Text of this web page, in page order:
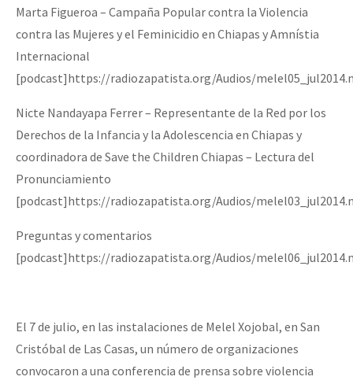
Marta Figueroa – Campaña Popular contra la Violencia
contra las Mujeres y el Feminicidio en Chiapas y Amnístia
Internacional
[podcast]https://radiozapatista.org/Audios/
Nicte Nandayapa Ferrer – Representante de la Red por los
Derechos de la Infancia y la Adolescencia en Chiapas y
coordinadora de Save the Children Chiapas – Lectura del
Pronunciamiento
[podcast]https://radiozapatista.org/Audios/
Preguntas y comentarios
[podcast]https://radiozapatista.org/Audios/
El 7 de julio, en las instalaciones de Melel Xojobal, en San
Cristóbal de Las Casas, un número de organizaciones
convocaron a una conferencia de prensa sobre violencia